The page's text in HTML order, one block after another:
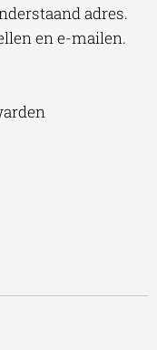
adres.
en e-mailen.